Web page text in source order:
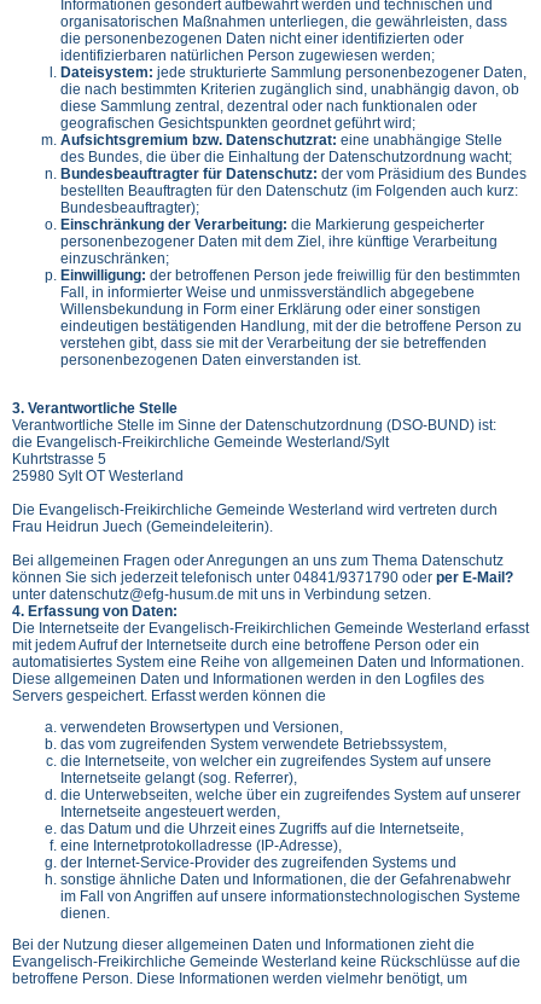
Informationen gesondert aufbewahrt werden und technischen und
organisatorischen Maßnahmen unterliegen, die gewährleisten, dass
die personenbezogenen Daten nicht einer identifizierten oder
identifizierbaren natürlichen Person zugewiesen werden;
Dateisystem: jede strukturierte Sammlung personenbezogener Daten,
die nach bestimmten Kriterien zugänglich sind, unabhängig davon, ob
diese Sammlung zentral, dezentral oder nach funktionalen oder
geografischen Gesichtspunkten geordnet geführt wird;
Aufsichtsgremium bzw. Datenschutzrat: eine unabhängige Stelle
des Bundes, die über die Einhaltung der Datenschutzordnung wacht;
Bundesbeauftragter für Datenschutz: der vom Präsidium des Bundes
bestellten Beauftragten für den Datenschutz (im Folgenden auch kurz:
Bundesbeauftragter);
Einschränkung der Verarbeitung: die Markierung gespeicherter
personenbezogener Daten mit dem Ziel, ihre künftige Verarbeitung
einzuschränken;
Einwilligung: der betroffenen Person jede freiwillig für den bestimmten
Fall, in informierter Weise und unmissverständlich abgegebene
Willensbekundung in Form einer Erklärung oder einer sonstigen
eindeutigen bestätigenden Handlung, mit der die betroffene Person zu
verstehen gibt, dass sie mit der Verarbeitung der sie betreffenden
personenbezogenen Daten einverstanden ist.
3. Verantwortliche Stelle
Verantwortliche Stelle im Sinne der Datenschutzordnung (DSO-BUND) ist:
die Evangelisch-Freikirchliche Gemeinde Westerland/Sylt
Kuhrtstrasse 5
25980 Sylt OT Westerland
Die Evangelisch-Freikirchliche Gemeinde Westerland wird vertreten durch
Frau Heidrun Juech (Gemeindeleiterin).
Bei allgemeinen Fragen oder Anregungen an uns zum Thema Datenschutz
können Sie sich jederzeit telefonisch unter 04841/9371790 oder per E-Mail?
unter datenschutz@efg-husum.de mit uns in Verbindung setzen.
4. Erfassung von Daten:
Die Internetseite der Evangelisch-Freikirchlichen Gemeinde Westerland erfasst
mit jedem Aufruf der Internetseite durch eine betroffene Person oder ein
automatisiertes System eine Reihe von allgemeinen Daten und Informationen.
Diese allgemeinen Daten und Informationen werden in den Logfiles des
Servers gespeichert. Erfasst werden können die
verwendeten Browsertypen und Versionen,
das vom zugreifenden System verwendete Betriebssystem,
die Internetseite, von welcher ein zugreifendes System auf unsere
Internetseite gelangt (sog. Referrer),
die Unterwebseiten, welche über ein zugreifendes System auf unserer
Internetseite angesteuert werden,
das Datum und die Uhrzeit eines Zugriffs auf die Internetseite,
eine Internetprotokolladresse (IP-Adresse),
der Internet-Service-Provider des zugreifenden Systems und
sonstige ähnliche Daten und Informationen, die der Gefahrenabwehr
im Fall von Angriffen auf unsere informationstechnologischen Systeme
dienen.
Bei der Nutzung dieser allgemeinen Daten und Informationen zieht die
Evangelisch-Freikirchliche Gemeinde Westerland keine Rückschlüsse auf die
betroffene Person. Diese Informationen werden vielmehr benötigt, um